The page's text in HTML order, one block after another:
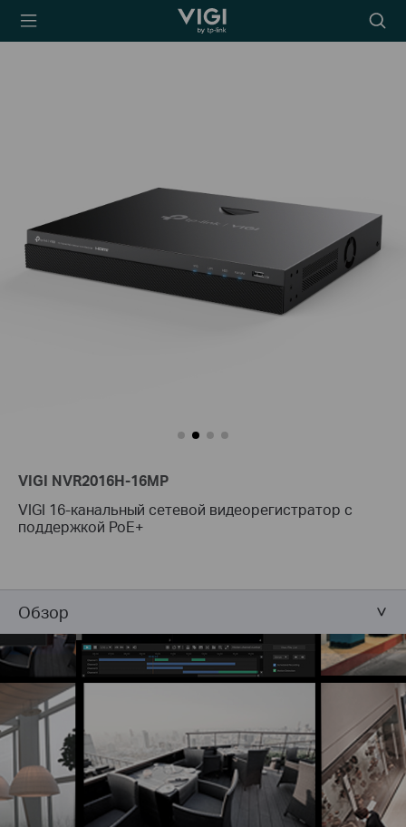
TP-Link, Reliably
icon
VIGI NVR2016H-16MP
VIGI 16-канальный сетевой видеорегистратор с
поддержкой PoE+
Обзор